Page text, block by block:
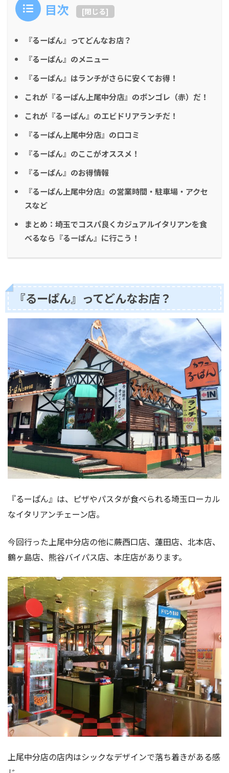
目次 [閉じる]
『るーぱん』ってどんなお店？
『るーぱん』のメニュー
『るーぱん』はランチがさらに安くてお得！
これが『るーぱん上尾中分店』のボンゴレ（赤）だ！
これが『るーぱん』のエビドリアランチだ！
『るーぱん上尾中分店』の口コミ
『るーぱん』のここがオススメ！
『るーぱん』のお得情報
『るーぱん上尾中分店』の営業時間・駐車場・アクセ
スなど
まとめ：埼玉でコスパ良くカジュアルイタリアンを食
べるなら『るーぱん』に行こう！
『るーぱん』ってどんなお店？
『るーぱん』は、ピザやパスタが食べられる埼玉ローカル
なイタリアンチェーン店。
今回行った上尾中分店の他に蕨西口店、蓮田店、北本店、
鶴ヶ島店、熊谷バイパス店、本庄店があります。
上尾中分店の店内はシックなデザインで落ち着きがある感